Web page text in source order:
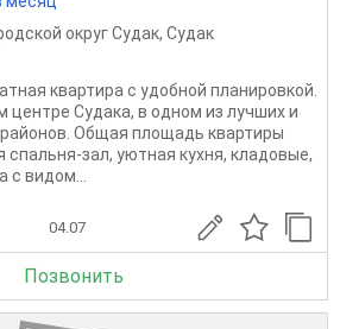
округ Судак, Судак
квартира с удобной планировкой.
центре Судака, в одном из лучших и
Общая площадь квартиры
спальня-зал, уютная кухня, кладовые,
с видом...
04.07
Позвонить